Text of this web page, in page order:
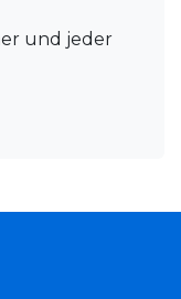
und jeder